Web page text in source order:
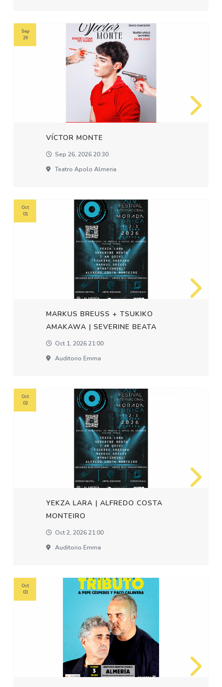
VÍCTOR MONTE
Sep 26, 2026 20:30
Teatro Apolo Almeria
Sep
26
MARKUS BREUSS + TSUKIKO
AMAKAWA | SEVERINE BEATA
Oct 1, 2026 21:00
Auditorio Emma
Oct
01
YEKZA LARA | ALFREDO COSTA
MONTEIRO
Oct 2, 2026 21:00
Auditorio Emma
Oct
02
Oct
03